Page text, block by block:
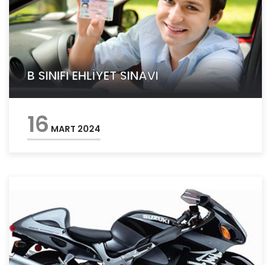
B SINIFI EHLİYET SINAVI
16 MART 2024